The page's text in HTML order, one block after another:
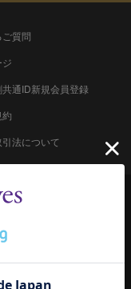
ご質問
通ID新規会員登録
約
法について